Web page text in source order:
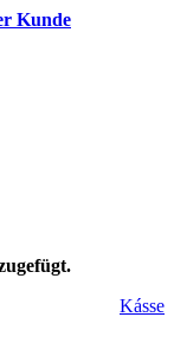
Kunde
Kásse